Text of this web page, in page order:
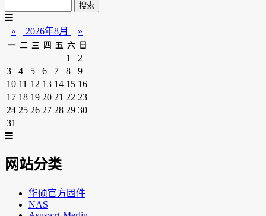
« 2026年8月 »
一 二 三 四 五 六 日
1
2
3
4 5 6 7 8
9
10 11 12 13 14 15 16
17 18 19 20 21 22 23
24 25 26 27 28 29 30
31
网站分类
华硕官方固件
NAS